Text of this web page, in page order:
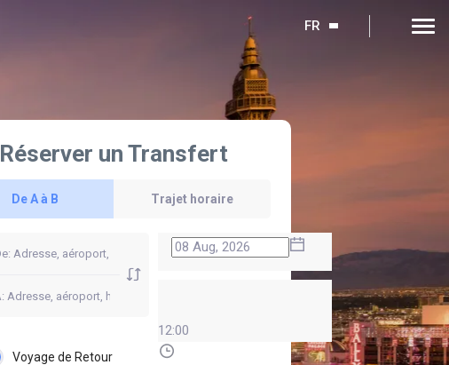
FR
Réserver un Transfert
De A à B Trajet horaire
12:00
Voyage de Retour